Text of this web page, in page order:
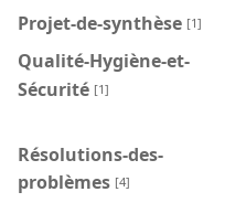
Projet-de-synthèse [1]
Qualité-Hygiène-et-
Sécurité [1]
Résolutions-des-
problèmes [4]